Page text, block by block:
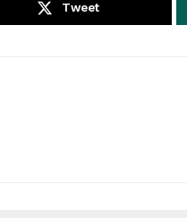
Tweet